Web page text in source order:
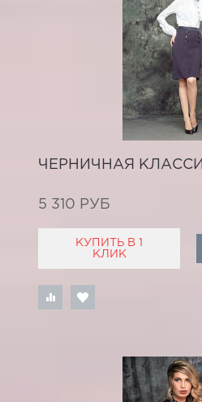
ЧЕРНИЧНАЯ
5 310 РУБ
КУПИТЬ В 1
КЛИК